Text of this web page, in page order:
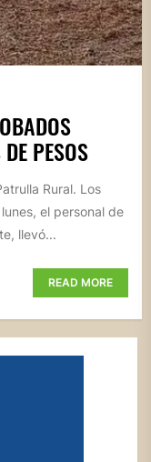
PESOS
Rural. Los
el personal de
llevó...
READ MORE